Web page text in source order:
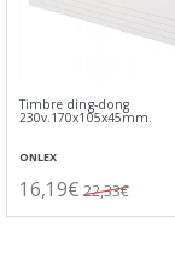
Timbre ding-dong
230v.170x105x45mm.
ONLEX
16,19€ 22,33€